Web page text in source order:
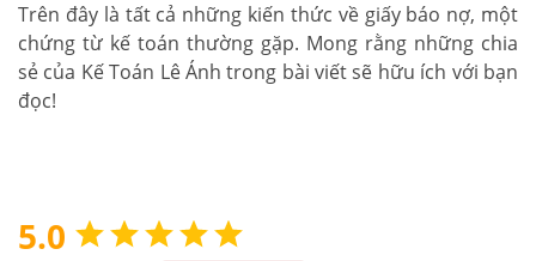
Trên đây là tất cả những kiến thức về giấy báo nợ, một
chứng từ kế toán thường gặp. Mong rằng những chia
sẻ của Kế Toán Lê Ánh trong bài viết sẽ hữu ích với bạn
đọc!
5.0